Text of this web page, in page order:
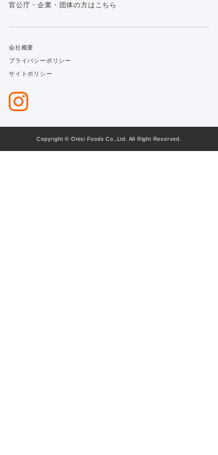
官公庁・企業・団体の方はこちら
会社概要
プライバシーポリシー
サイトポリシー
Copyright © Onisi Foods Co.,Ltd. All Right Reserved.